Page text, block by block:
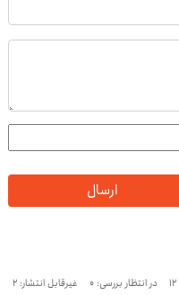
ارسال
در انتظار بررسی: 0 غیرقابل انتشار: 2